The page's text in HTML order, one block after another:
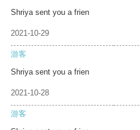
Shriya sent you a frien
2021-10-29
游客
Shriya sent you a frien
2021-10-28
游客